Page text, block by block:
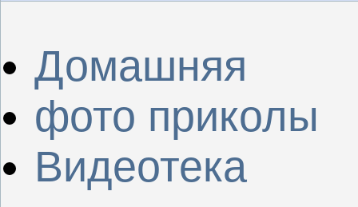
Домашняя
фото приколы
Видеотека